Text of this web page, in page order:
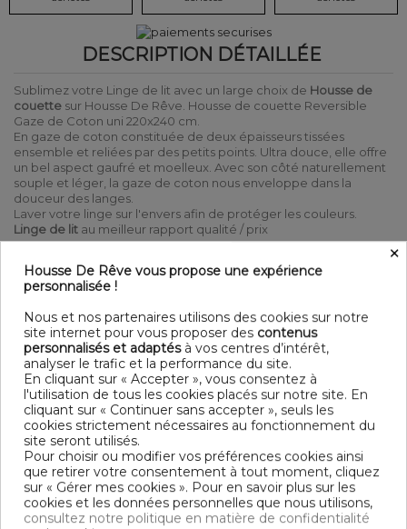
DESCRIPTION DÉTAILLÉE
Sublimez votre Linge de lit avec un large choix de Housse de
couette sur Housse De Rêve. Housse de couette Reversible
Gaze de Coton uni 220x240 cm.
En gaze de coton constituée de deux épaisseurs tissées
ensemble et reliées par des petits points. Ultra douce, elle offre
un bel aspect gaufré et moelleux. Avec son côté naturellement
souple et léger, la gaze de coton nous enveloppe dans la
douceur des langes.
Laver votre linge sur l'envers afin de protéger les couleurs.
Linge de lit au meilleur rapport qualité / prix
Ouverture à boutonnières + boutons bois Lavable à 40° C
(avec des couleurs similaires) - Essorage doux - Sèche linge
Contenu
1 housse de couette 240x220 cm
DESCRIPTIF TECHNIQUE
Certification
TRAITEMENT DES EAUX USÉES
Longueur 220
×
Housse De Rêve vous propose une expérience
personnalisée !
Nous et nos partenaires utilisons des cookies sur notre
site internet pour vous proposer des contenus
personnalisés et adaptésà vos centres d’intérêt,
analyser le trafic et la performance du site.
En cliquant sur « Accepter », vous consentez à
l'utilisation de tous les cookies placés sur notre site. En
cliquant sur « Continuer sans accepter », seuls les
cookies strictement nécessaires au fonctionnement du
site seront utilisés.
Pour choisir ou modifier vos préférences cookies ainsi
que retirer votre consentement à tout moment, cliquez
sur « Gérer mes cookies ». Pour en savoir plus sur les
cookies et les données personnelles que nous utilisons,
consultez notre politique en matière de confidentialité